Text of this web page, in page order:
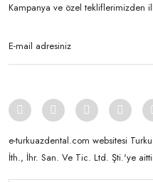
Kampanya ve özel tekliflerimizden
e-turkuazdental.com websitesi
İth., İhr. San. Ve Tic. Ltd. Şti.'ye